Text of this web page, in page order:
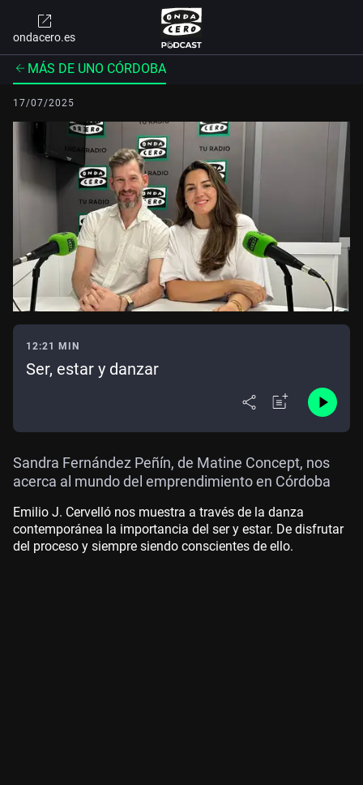
ondacero.es
MÁS DE UNO CÓRDOBA
17/07/2025
12:21 MIN
Ser, estar y danzar
Sandra Fernández Peñín, de Matine Concept, nos
acerca al mundo del emprendimiento en Córdoba
Emilio J. Cervelló nos muestra a través de la danza
contemporánea la importancia del ser y estar. De disfrutar
del proceso y siempre siendo conscientes de ello.